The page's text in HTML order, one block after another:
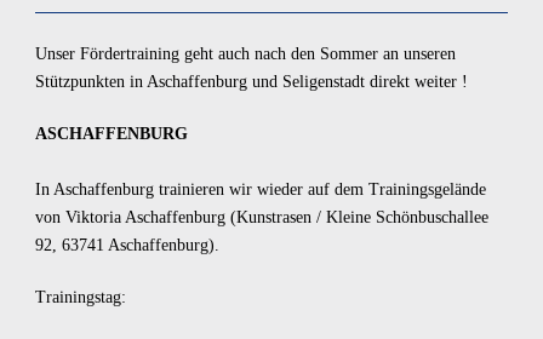
Unser Fördertraining geht auch nach den Sommer an unseren
Stützpunkten in Aschaffenburg und Seligenstadt direkt weiter !
ASCHAFFENBURG
In Aschaffenburg trainieren wir wieder auf dem Trainingsgelände
von Viktoria Aschaffenburg (Kunstrasen / Kleine Schönbuschallee
92, 63741 Aschaffenburg).
Trainingstag: